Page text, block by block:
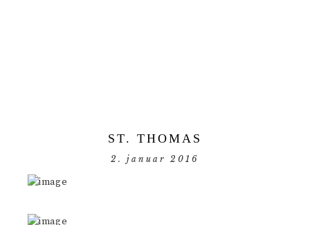
ST. THOMAS
2. januar 2016